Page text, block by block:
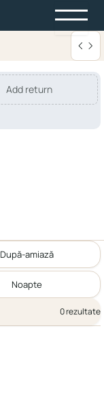
Add return
După-amiază
Noapte
0 rezultate